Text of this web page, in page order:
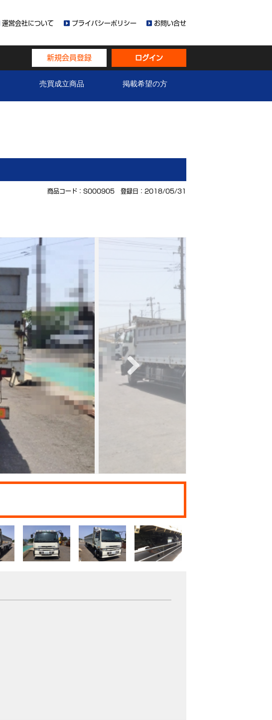
運営会社について プライバシーポリシー お問い合せ
新規会員登録 ログイン
売買成立商品 掲載希望の方
商品コード：S000905 登録日：2018/05/31